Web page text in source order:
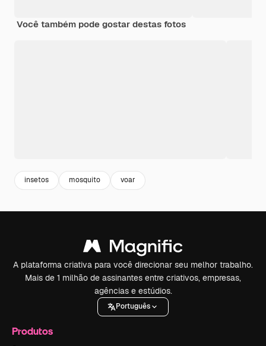
Você também pode gostar destas fotos
insetos mosquito voar
A plataforma criativa para você direcionar seu melhor trabalho.
Mais de 1 milhão de assinantes entre criativos, empresas,
agências e estúdios.
Português
Produtos